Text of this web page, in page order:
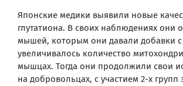
Японские медики выявили новые
глутатиона. В своих наблюдениях они
мышей, которым они давали добавки с
увеличивалось количество
мышцах. Тогда они продолжили свои
на добровольцах, с участием 2-х групп